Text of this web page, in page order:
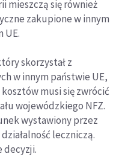
mieszczą się również
zakupione w innym
UE.
skorzystał z
w innym państwie UE,
musi się zwrócić
wojewódzkiego NFZ.
wystawiony przez
leczniczą.
decyzji.